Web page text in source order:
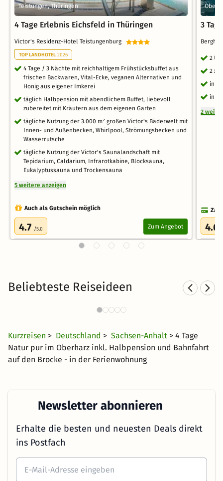
Teistungen, Thüringen
4 Tage Erlebnis Eichsfeld in Thüringen
Victor's Residenz-Hotel Teistungenburg
TOP LANDHOTEL 2026
4 Tage / 3 Nächte mit reichhaltigem Frühstücksbuffet aus
frischen Backwaren, Vital-Ecke, veganen Alternativen und
Honig aus eigener Imkerei
täglich Halbpension mit abendlichem Buffet, liebevoll
zubereitet mit Kräutern aus dem eigenen Garten
tägliche Nutzung der 3.000 m² großen Victor's Bäderwelt mit
Innen- und Außenbecken, Whirlpool, Strömungsbecken und
Wasserrutsche
tägliche Nutzung der Victor's Saunalandschaft mit
Tepidarium, Caldarium, Infrarotkabine, Blocksauna,
Eukalyptussauna und Trockensauna
5 weitere anzeigen
Auch als Gutschein möglich
4.7 /5.0 Zum Angebot
3
2
2 x
inkl.
inkl.
2
4.6
Beliebteste Reiseideen
Sporthotels im Harz
710 Angebote
Kurzreisen > Deutschland > Sachsen-Anhalt > 4 Tage
Natur pur im Oberharz inkl. Halbpension und Bahnfahrt
auf den Brocke - in der Ferienwohnung
Newsletter abonnieren
Erhalte die besten und neuesten Deals direkt
ins Postfach